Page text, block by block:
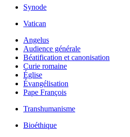
Synode
Vatican
Angelus
Audience générale
Béatification et canonisation
Curie romaine
Église
Évangélisation
Pape François
Transhumanisme
Bioéthique